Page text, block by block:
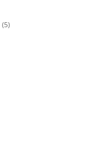
(5)